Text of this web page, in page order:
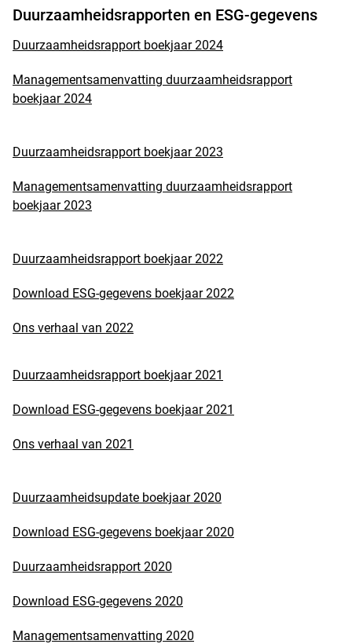
Duurzaamheidsrapporten en ESG-gegevens
Duurzaamheidsrapport boekjaar 2024
Managementsamenvatting duurzaamheidsrapport
boekjaar 2024
Duurzaamheidsrapport boekjaar 2023
Managementsamenvatting duurzaamheidsrapport
boekjaar 2023
Duurzaamheidsrapport boekjaar 2022
Download ESG-gegevens boekjaar 2022
Ons verhaal van 2022
Duurzaamheidsrapport boekjaar 2021
Download ESG-gegevens boekjaar 2021
Ons verhaal van 2021
Duurzaamheidsupdate boekjaar 2020
Download ESG-gegevens boekjaar 2020
Duurzaamheidsrapport 2020
Download ESG-gegevens 2020
Managementsamenvatting 2020